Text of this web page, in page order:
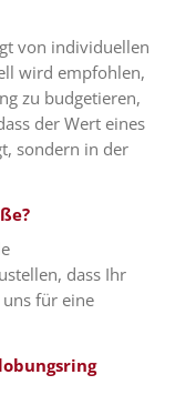
von individuellen
wird empfohlen,
zu budgetieren,
der Wert eines
sondern in der
dass Ihr
uns für eine